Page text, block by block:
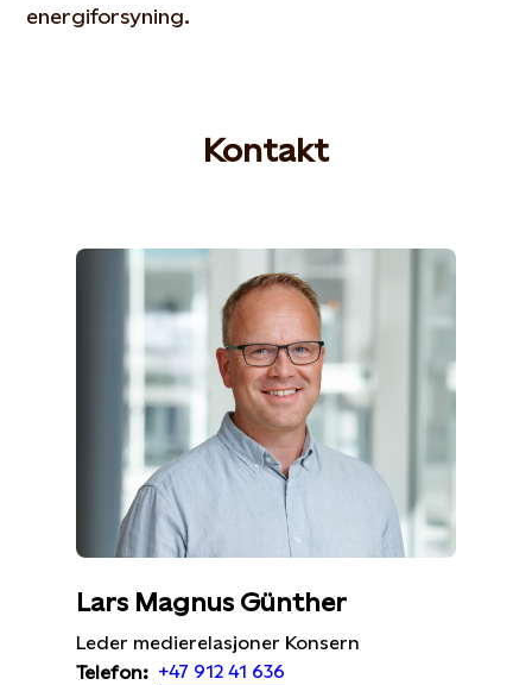
energiforsyning.
Kontakt
Lars Magnus Günther
Leder medierelasjoner Konsern
Telefon: +47 912 41 636